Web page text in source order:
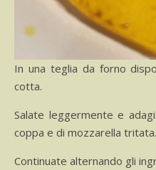
In una teglia da forno
cotta.
Salate leggermente e
coppa e di mozzarella tritata.
Continuate alternando gli